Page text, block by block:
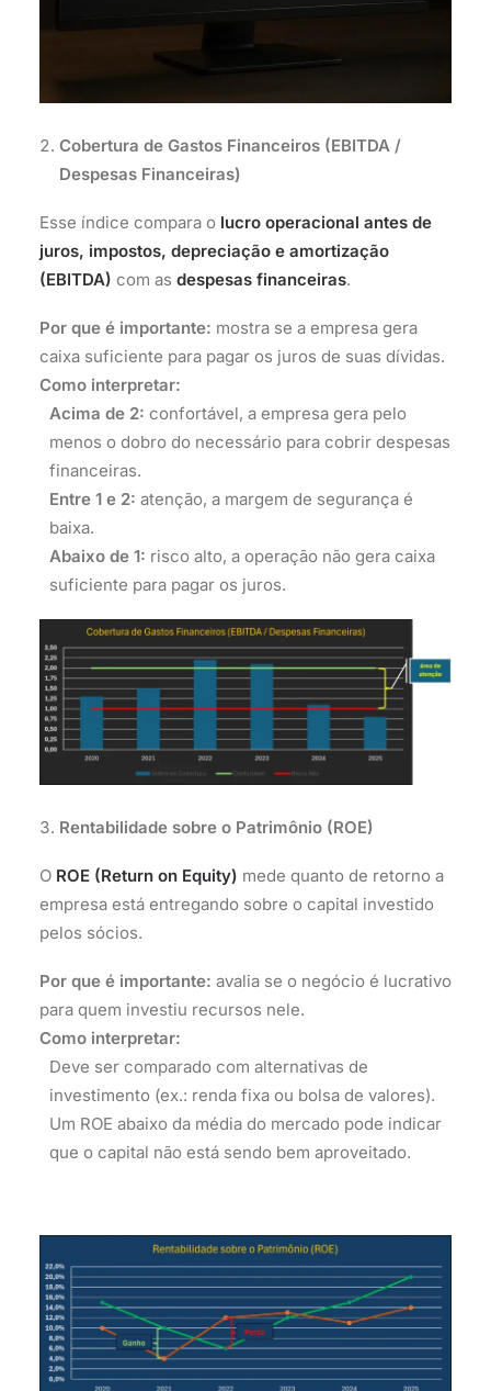
Cobertura de Gastos Financeiros (EBITDA /
Despesas Financeiras)
Esse índice compara o lucro operacional antes de
juros, impostos, depreciação e amortização
(EBITDA) com as despesas financeiras.
Por que é importante: mostra se a empresa gera
caixa suficiente para pagar os juros de suas dívidas.
Como interpretar:
Acima de 2: confortável, a empresa gera pelo
menos o dobro do necessário para cobrir despesas
financeiras.
Entre 1 e 2: atenção, a margem de segurança é
baixa.
Abaixo de 1: risco alto, a operação não gera caixa
suficiente para pagar os juros.
Rentabilidade sobre o Patrimônio (ROE)
O ROE (Return on Equity) mede quanto de retorno a
empresa está entregando sobre o capital investido
pelos sócios.
Por que é importante: avalia se o negócio é lucrativo
para quem investiu recursos nele.
Como interpretar:
Deve ser comparado com alternativas de
investimento (ex.: renda fixa ou bolsa de valores).
Um ROE abaixo da média do mercado pode indicar
que o capital não está sendo bem aproveitado.